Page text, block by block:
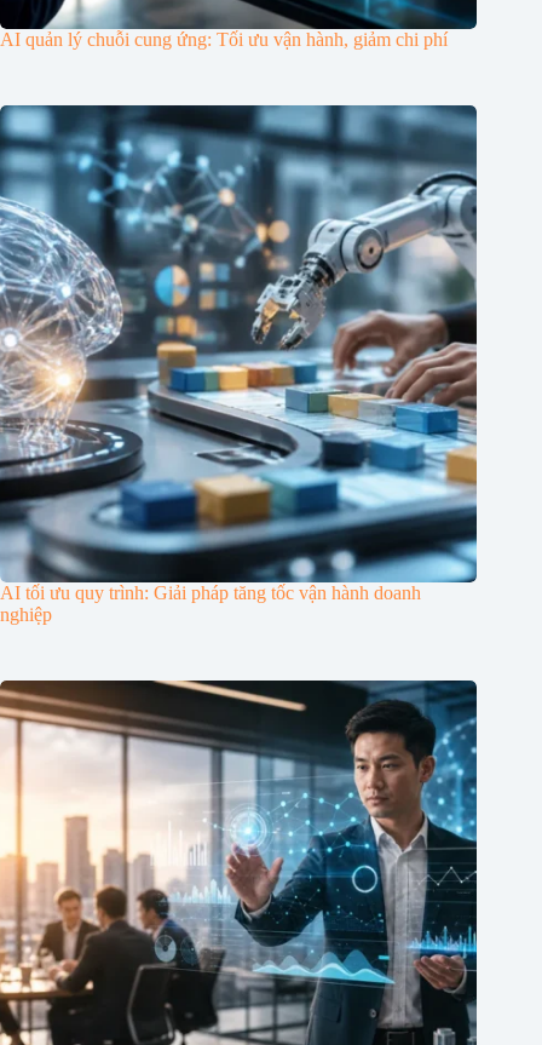
AI quản lý chuỗi cung ứng: Tối ưu vận hành, giảm chi phí
AI tối ưu quy trình: Giải pháp tăng tốc vận hành doanh
nghiệp